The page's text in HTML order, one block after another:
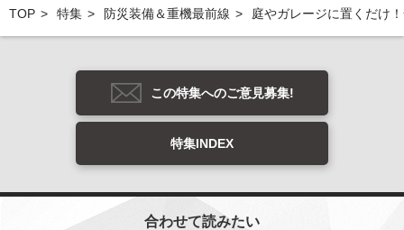
TOP 特集 防災装備＆重機最前線 庭やガレージに置くだけ
この特集へのご意見募集!
特集INDEX
合わせて読みたい